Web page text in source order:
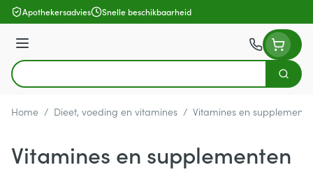
Ga naar de inhoud
Apothekersadvies Snelle beschikbaarheid
Menu
Product, merk, categorie...
Zoek
Home / Dieet, voeding en vitamines / Vitamines en
Vitamines en supplementen